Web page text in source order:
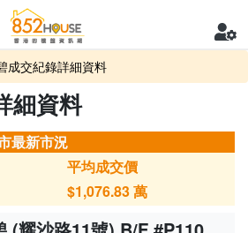
成交紀錄詳細資料
細資料
最新市況
平均成交價
$1,076.83萬